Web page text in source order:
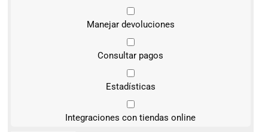
Manejar devoluciones
Consultar pagos
Estadísticas
Integraciones con tiendas online